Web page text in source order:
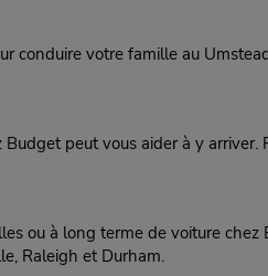
conduire votre famille au
peut vous aider à y arriver.
ou à long terme de voiture chez
Raleigh et Durham.